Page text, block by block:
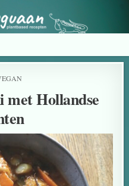
met Hollandse